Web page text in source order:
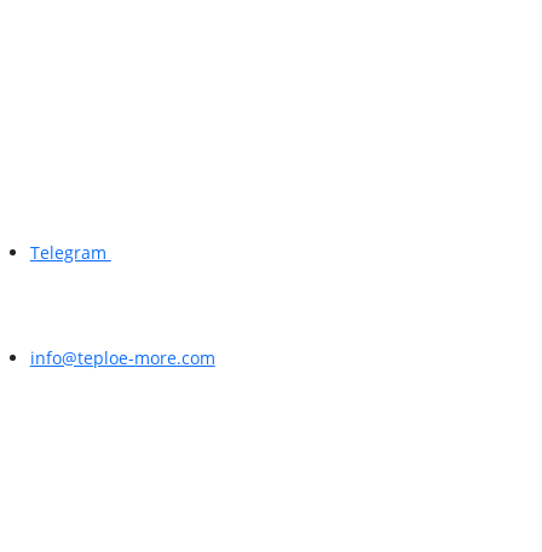
Telegram
info@teploe-more.com